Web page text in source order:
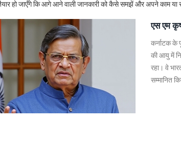
हो जाएँगे कि आगे आने वाली जानकारी को कैसे समझें और अपने काम
एस एम
कर्नाटक के
की आयु में
रहा। वे
सम्मानित